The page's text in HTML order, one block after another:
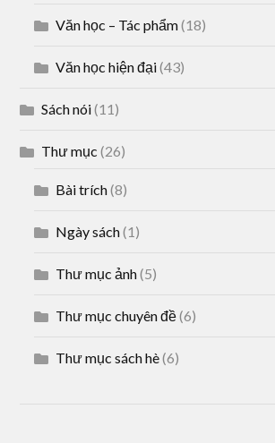
Văn học – Tác phẩm(18)
Văn học hiện đại(43)
Sách nói(11)
Thư mục (26)
Bài trích(8)
Ngày sách(1)
Thư mục ảnh(5)
Thư mục chuyên đề(6)
Thư mục sách hè(6)